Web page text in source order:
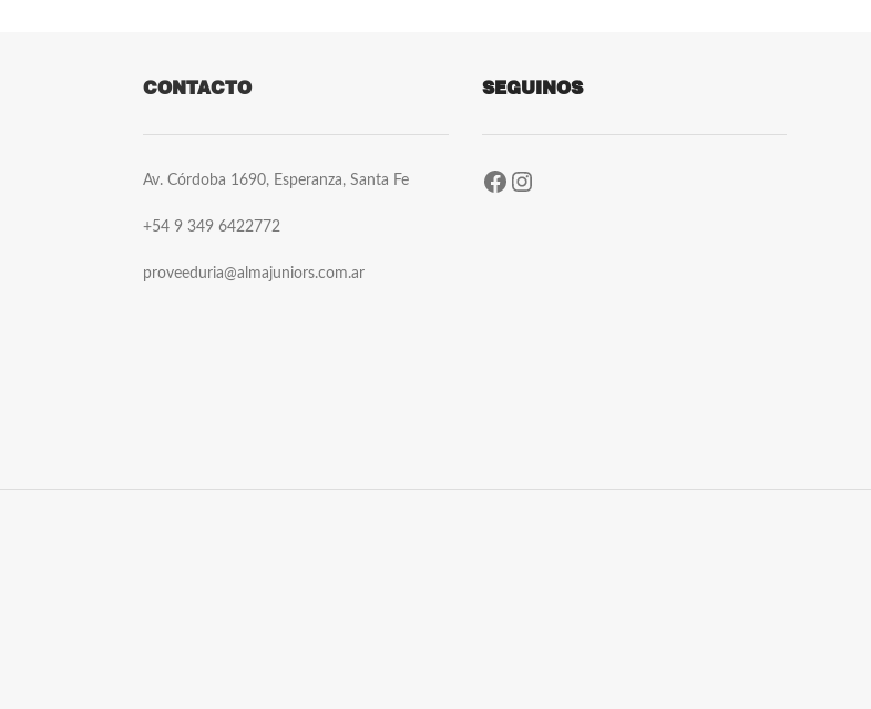
CONTACTO
Av. Córdoba 1690, Esperanza, Santa Fe
+54 9 349 6422772
proveeduria@almajuniors.com.ar
SEGUINOS